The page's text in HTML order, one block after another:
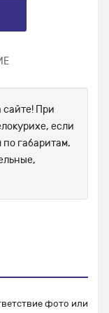
сайте! При
если
по габаритам.
фото или